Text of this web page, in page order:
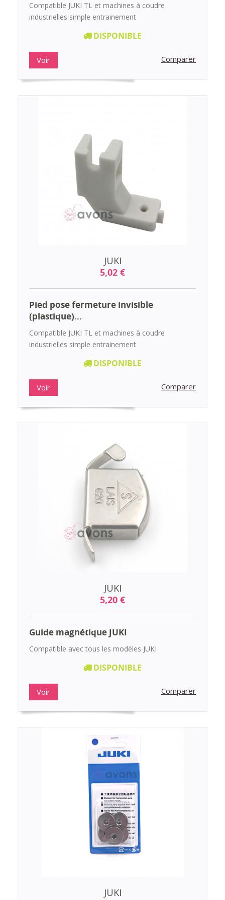
Compatible JUKI TL et machines à coudre
industrielles simple entrainement
DISPONIBLE
Voir Comparer
JUKI
5,02 €
Pied pose fermeture invisible
(plastique)...
Compatible JUKI TL et machines à coudre
industrielles simple entrainement
DISPONIBLE
Voir Comparer
JUKI
5,20 €
Guide magnétique JUKI
Compatible avec tous les modèles JUKI
DISPONIBLE
Voir Comparer
JUKI